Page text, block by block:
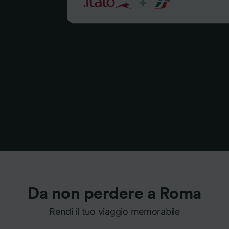
Da non perdere a Roma
Rendi il tuo viaggio memorabile